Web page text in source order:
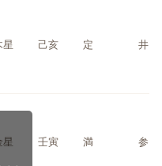
星 己亥 定 井
星 壬寅 満 参